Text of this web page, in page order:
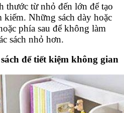
thước từ nhỏ đến lớn để tạo
kiếm. Những sách dày hoặc
phía sau để không làm
sách nhỏ hơn.
để tiết kiệm không gian